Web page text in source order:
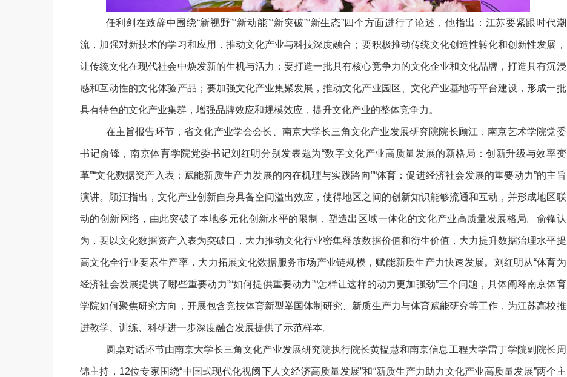
任利剑在致辞中围绕“新视野”“新动能”“新突破”“新生态”四个方面进行了论述，他指出：江苏要紧跟时代潮
流，加强对新技术的学习和应用，推动文化产业与科技深度融合；要积极推动传统文化创造性转化和创新性发展，
让传统文化在现代社会中焕发新的生机与活力；要打造一批具有核心竞争力的文化企业和文化品牌，打造具有沉浸
感和互动性的文化体验产品；要加强文化产业集聚发展，推动文化产业园区、文化产业基地等平台建设，形成一批
具有特色的文化产业集群，增强品牌效应和规模效应，提升文化产业的整体竞争力。
在主旨报告环节，省文化产业学会会长、南京大学长三角文化产业发展研究院院长顾江，南京艺术学院党委
书记俞锋，南京体育学院党委书记刘红明分别发表题为“数字文化产业高质量发展的新格局：创新升级与效率变
革”“文化数据资产入表：赋能新质生产力发展的内在机理与实践路向”“体育：促进经济社会发展的重要动力”的主旨
演讲。顾江指出，文化产业创新自身具备空间溢出效应，使得地区之间的创新知识能够流通和互动，并形成地区联
动的创新网络，由此突破了本地多元化创新水平的限制，塑造出区域一体化的文化产业高质量发展格局。俞锋认
为，要以文化数据资产入表为突破口，大力推动文化行业密集释放数据价值和衍生价值，大力提升数据治理水平提
高文化全行业要素生产率，大力拓展文化数据服务市场产业链规模，赋能新质生产力快速发展。刘红明从“体育为
经济社会发展提供了哪些重要动力”“如何提供重要动力”“怎样让这样的动力更加强劲”三个问题，具体阐释南京体育
学院如何聚焦研究方向，开展包含竞技体育新型举国体制研究、新质生产力与体育赋能研究等工作，为江苏高校推
进教学、训练、科研进一步深度融合发展提供了示范样本。
圆桌对话环节由南京大学长三角文化产业发展研究院执行院长黄韫慧和南京信息工程大学雷丁学院副院长周
锦主持，12位专家围绕“中国式现代化视阈下人文经济高质量发展”和“新质生产力助力文化产业高质量发展”两个主